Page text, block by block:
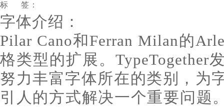
标 签：
字体介绍：
Pilar Cano和Ferran Milan的
格类型的扩展。TypeTogether
努力丰富字体所在的类别，为
引人的方式解决一个重要问题